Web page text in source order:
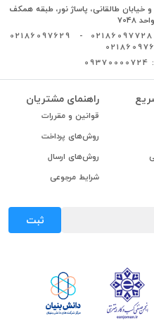
خیابان طالقانی، پاساژ نور، طبقه همکف
7048
02186097728
-
02186097629
09370000724
راهنمای مشتریان
قوانین و مقررات
روش‌های پرداخت
روش‌های ارسال
شرایط مرجوعی
ثبت